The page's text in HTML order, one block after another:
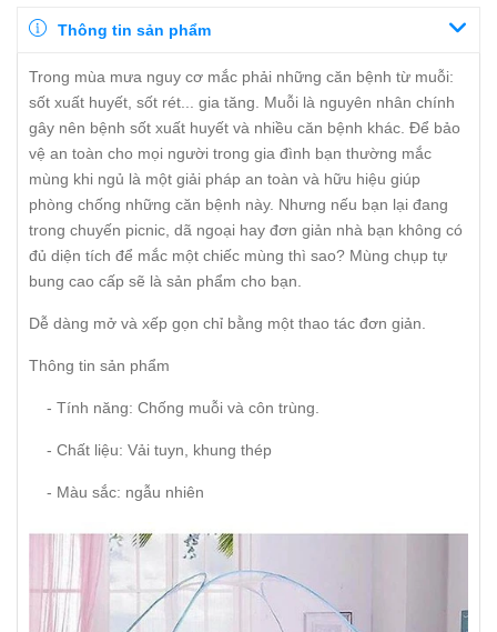
Thông tin sản phẩm
Trong mùa mưa nguy cơ mắc phải những căn bệnh từ muỗi:
sốt xuất huyết, sốt rét... gia tăng. Muỗi là nguyên nhân chính
gây nên bệnh sốt xuất huyết và nhiều căn bệnh khác. Để bảo
vệ an toàn cho mọi người trong gia đình bạn thường mắc
mùng khi ngủ là một giải pháp an toàn và hữu hiệu giúp
phòng chống những căn bệnh này. Nhưng nếu bạn lại đang
trong chuyến picnic, dã ngoại hay đơn giản nhà bạn không có
đủ diện tích để mắc một chiếc mùng thì sao? Mùng chụp tự
bung cao cấp sẽ là sản phẩm cho bạn.
Dễ dàng mở và xếp gọn chỉ bằng một thao tác đơn giản.
Thông tin sản phẩm
- Tính năng: Chống muỗi và côn trùng.
- Chất liệu: Vải tuyn, khung thép
- Màu sắc: ngẫu nhiên